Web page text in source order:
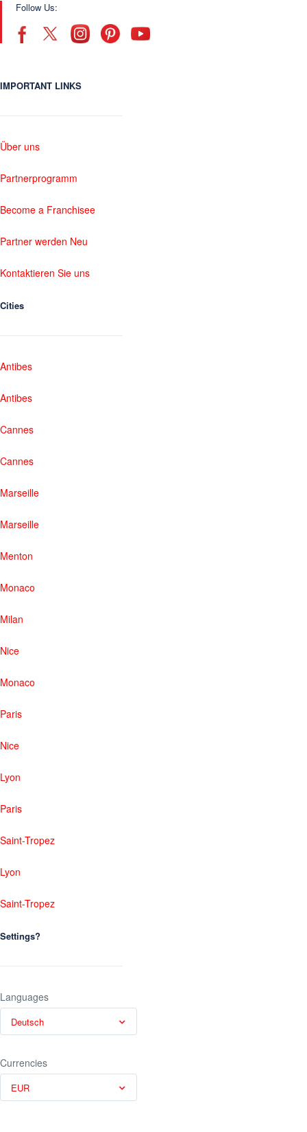
Follow Us:
IMPORTANT LINKS
Über uns
Partnerprogramm
Become a Franchisee
Partner werden Neu
Kontaktieren Sie uns
Cities
Antibes
Antibes
Cannes
Cannes
Marseille
Marseille
Menton
Monaco
Milan
Nice
Monaco
Paris
Nice
Lyon
Paris
Saint-Tropez
Lyon
Saint-Tropez
Settings?
Languages
Deutsch
Currencies
EUR